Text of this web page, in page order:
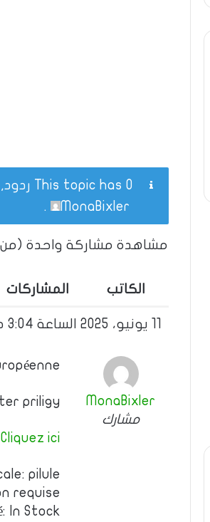
This topic has 0 ردود, مشارك واحد, and was last updated
MonaBixler
.
مشاهدة مشاركة واحدة (من
الكاتب المشاركات
MonaBixler
مشارك
priligy
ici!
pilule
requise
In Stock!